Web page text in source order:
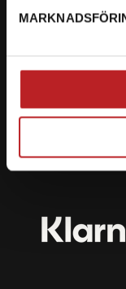
Ryckepungsvägen
Vi erbjuder flera
skyddade med